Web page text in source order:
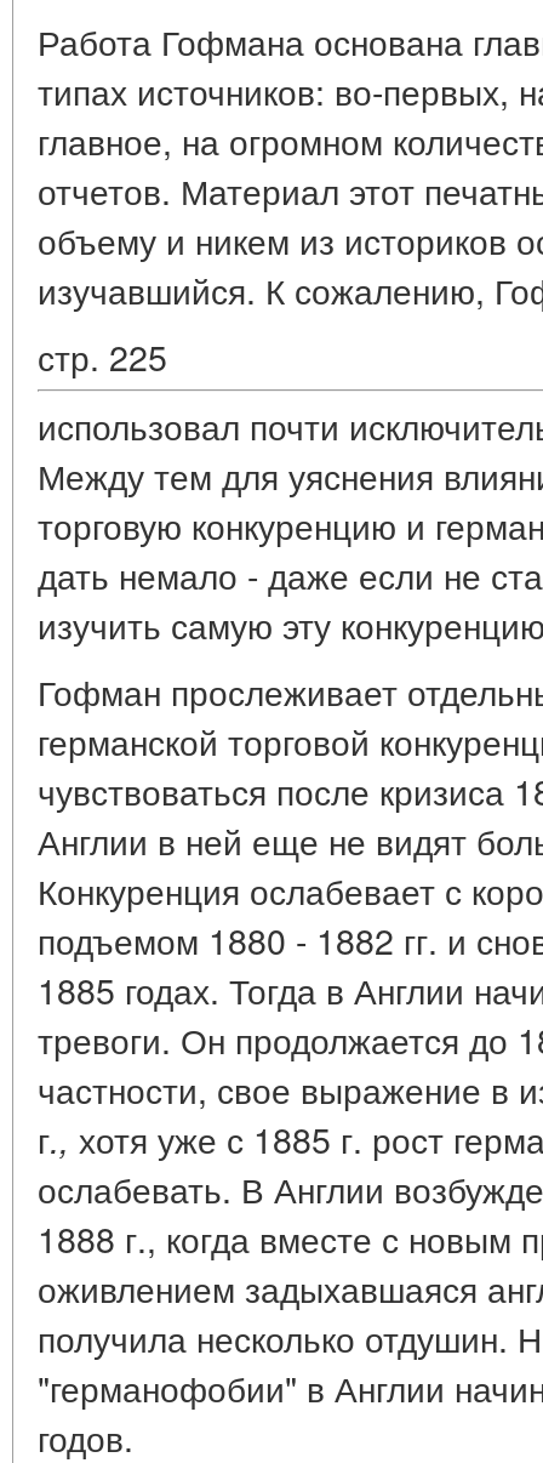
Работа Гофмана основана
типах источников: во-первых,
главное, на огромном
отчетов. Материал этот
объему и никем из историков
изучавшийся. К сожалению,
стр. 225
использовал почти
Между тем для уяснения
торговую конкуренцию и
дать немало - даже если не
изучить самую эту
Гофман прослеживает
германской торговой
чувствоваться после кризиса
Англии в ней еще не видят
Конкуренция ослабевает с
подъемом 1880 - 1882 гг. и
1885 годах. Тогда в Англии
тревоги. Он продолжается до
частности, свое выражение в
г., хотя уже с 1885 г. рост
ослабевать. В Англии
1888 г., когда вместе с
оживлением задыхавшаяся
получила несколько отдушин.
"германофобии" в Англии
годов.